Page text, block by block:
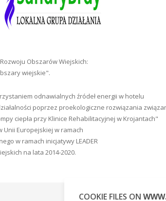
Obszarów Wiejskich:
wiejskie".
odnawialnych źródeł energii w hotelu
poprzez proekologiczne rozwiązania
ciepła przy Klinice Rehabilitacyjnej w Krojantach"
Europejskiej w ramach
w ramach inicjatywy LEADER
na lata 2014-2020.
COOKIE FILES ON